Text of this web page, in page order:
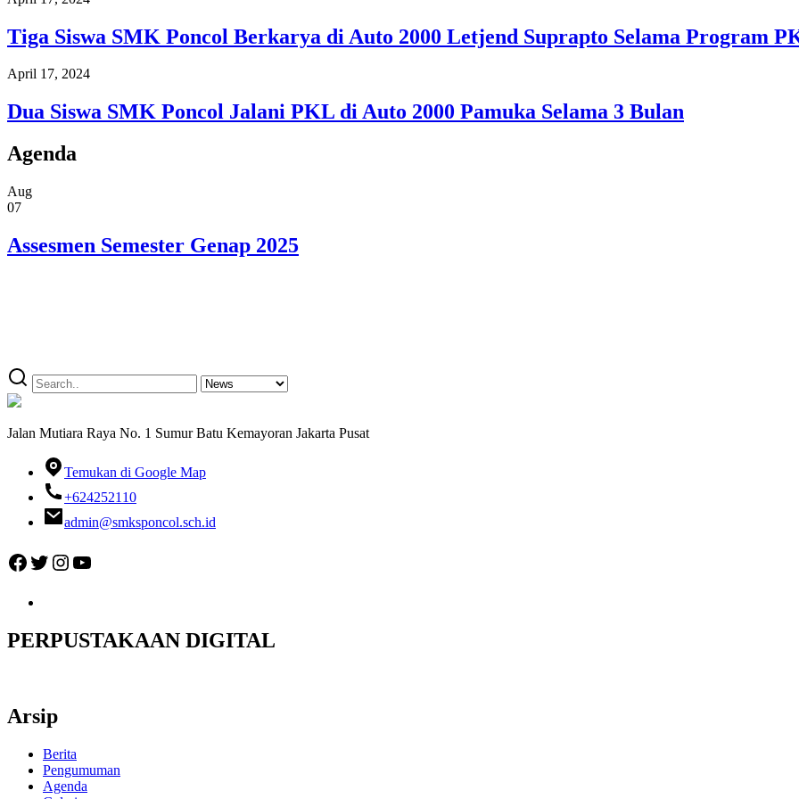
Tiga Siswa SMK Poncol Berkarya di Auto 2000 Letjend Suprapto Selama Program
April 17, 2024
Dua Siswa SMK Poncol Jalani PKL di Auto 2000 Pamuka Selama 3 Bulan
Agenda
Aug
07
Assesmen Semester Genap 2025
Jalan Mutiara Raya No. 1 Sumur Batu Kemayoran Jakarta Pusat
Temukan di Google Map
+624252110
admin@smksponcol.sch.id
Facebook
Twitter
Instagram
YouTube
PERPUSTAKAAN DIGITAL
Arsip
Berita
Pengumuman
Agenda